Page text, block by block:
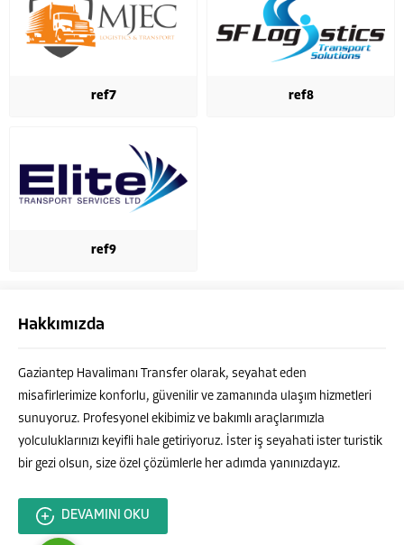
ref7 ref8
ref9
Hakkımızda
Gaziantep Havalimanı Transfer olarak, seyahat eden
misafirlerimize konforlu, güvenilir ve zamanında ulaşım hizmetleri
sunuyoruz. Profesyonel ekibimiz ve bakımlı araçlarımızla
yolculuklarınızı keyifli hale getiriyoruz. İster iş seyahati ister turistik
bir gezi olsun, size özel çözümlerle her adımda yanınızdayız.
DEVAMINI OKU
Ahmet ÇELEBİ